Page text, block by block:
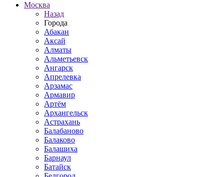
Москва
Назад
Города
Абакан
Аксай
Алматы
Альметьевск
Ангарск
Апрелевка
Арзамас
Армавир
Артём
Архангельск
Астрахань
Балабаново
Балаково
Балашиха
Барнаул
Батайск